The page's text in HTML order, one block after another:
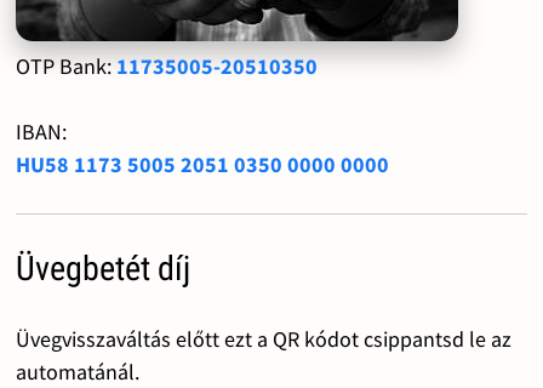
OTP Bank: 11735005-20510350
IBAN:
HU58 1173 5005 2051 0350 0000 0000
Üvegbetét díj
Üvegvisszaváltás előtt ezt a QR kódot csippantsd le az
automatánál.